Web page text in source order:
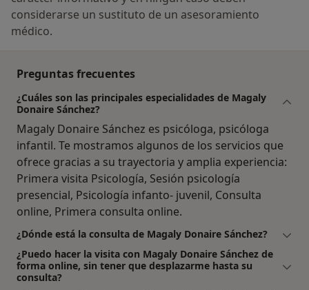
considerarse un sustituto de un asesoramiento
médico.
Preguntas frecuentes
¿Cuáles son las principales especialidades de Magaly
Donaire Sánchez?
Magaly Donaire Sánchez es psicóloga, psicóloga
infantil. Te mostramos algunos de los servicios que
ofrece gracias a su trayectoria y amplia experiencia:
Primera visita Psicología, Sesión psicología
presencial, Psicología infanto- juvenil, Consulta
online, Primera consulta online.
¿Dónde está la consulta de Magaly Donaire Sánchez?
¿Puedo hacer la visita con Magaly Donaire Sánchez de
forma online, sin tener que desplazarme hasta su
consulta?